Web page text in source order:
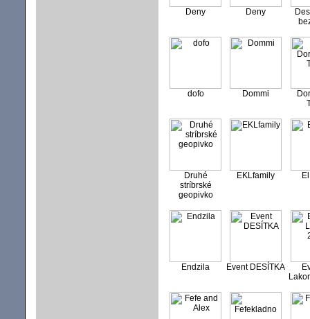
Deny Deny
dofo Dommi
Druhé
stríbrské
geopivko
EKLfamily
Endzila Event DESÍTKA